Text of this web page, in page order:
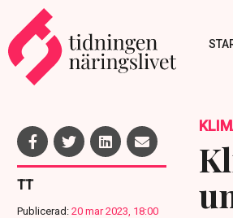
TT
Publicerad: 20 mar 2023, 18:00